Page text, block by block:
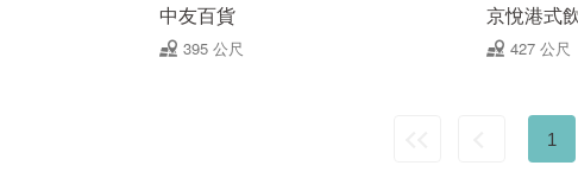
中友百貨
395 公尺
京悅港式
427 公尺
1